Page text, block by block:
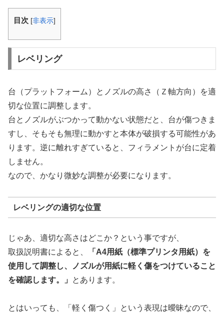
目次 [非表示]
レベリング
台（プラットフォーム）とノズルの高さ（Ｚ軸方向）を適
切な位置に調整します。
台とノズルがぶつかって動かない状態だと、台が傷つきま
すし、そもそも無理に動かすと本体が破損する可能性があ
ります。逆に離れすぎていると、フィラメントが台に定着
しません。
なので、かなり微妙な調整が必要になります。
レベリングの適切な位置
じゃあ、適切な高さはどこか？という事ですが、
取扱説明書によると、
「A4用紙（標準プリンタ用紙）を
使用して調整し、ノズルが用紙に軽く傷をつけていること
を確認します。」
とあります。
とはいっても、「軽く傷つく」という表現は曖昧なので、